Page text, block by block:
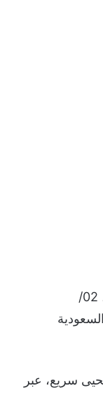
هددت جماعة الحوثي، مساء اليوم الأحد، 02/
السعودية
سريع، عبر